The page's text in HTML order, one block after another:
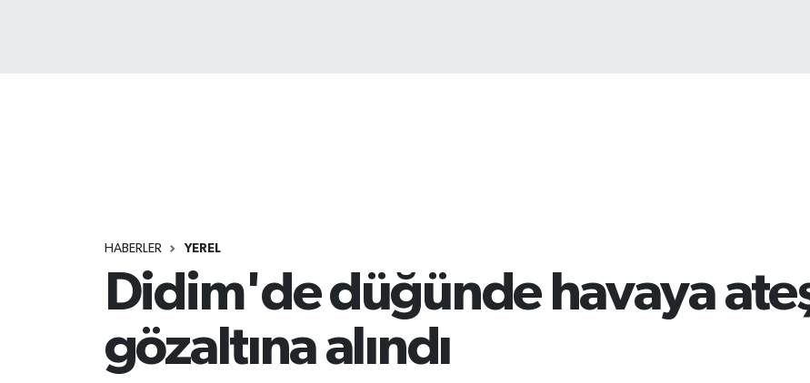
HABERLER YEREL
Didim'de düğünde havaya
gözaltına alındı